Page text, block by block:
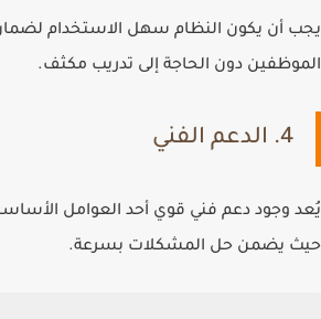
يجب أن يكون النظام سهل الاستخدام
الموظفين دون الحاجة إلى تدريب مكثف.
4. الدعم الفني
حيث يضمن حل المشكلات بسرعة.